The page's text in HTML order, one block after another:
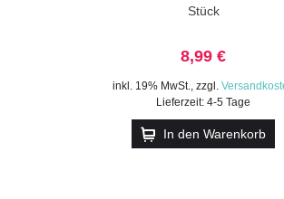
Stück
8,99 €
inkl. 19% MwSt., zzgl.
Lieferzeit: 4-5 Tage
In den Warenkorb